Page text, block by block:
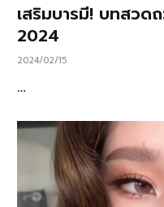
เสริมบารมี! บทสวด
2024
2024/02/15
…